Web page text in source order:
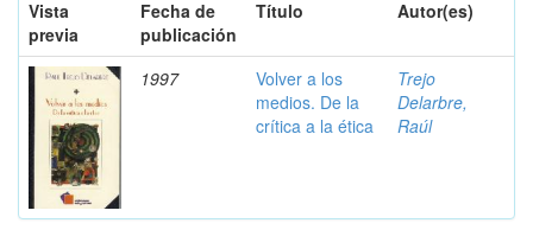
Vista
previa
Fecha de
publicación
Título Autor(es)
1997
Volver a los
medios. De la
crítica a la ética
Trejo
Delarbre,
Raúl